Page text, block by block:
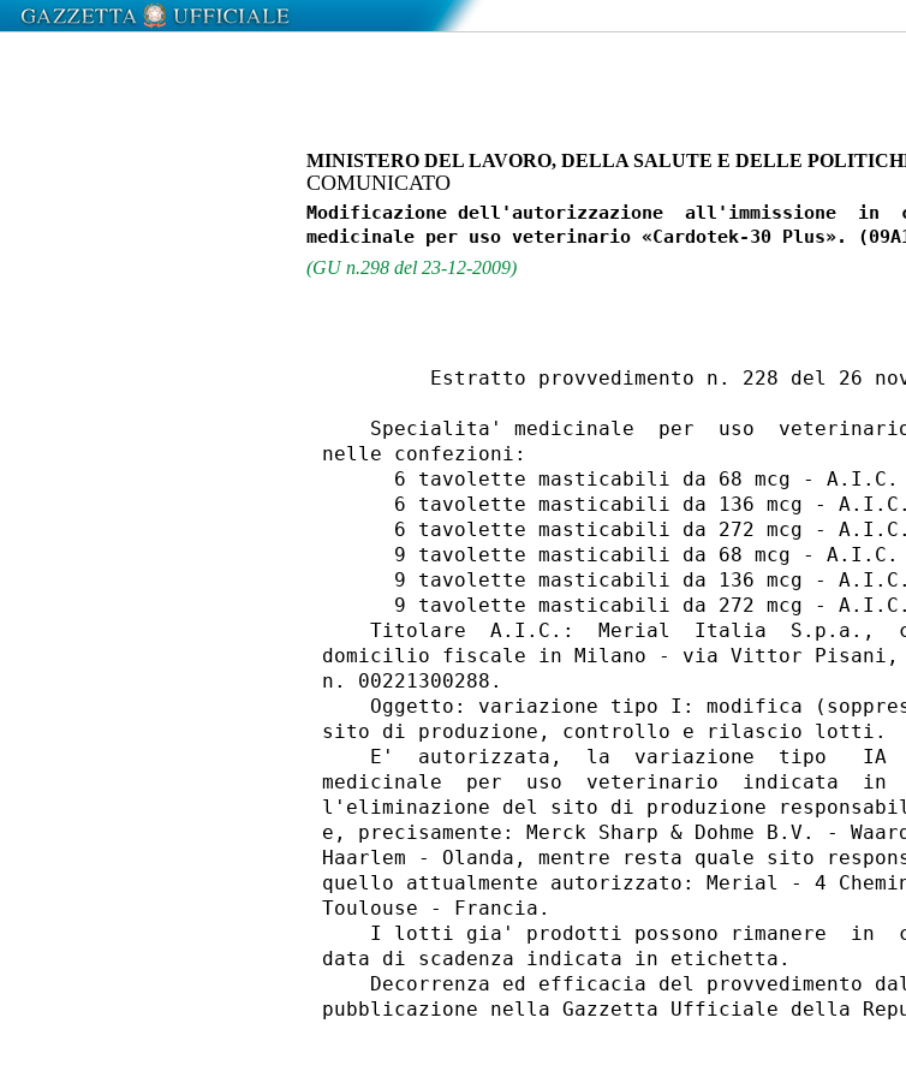
MINISTERO DEL LAVORO, DELLA SALUTE E DELLE
COMUNICATO
Modificazione dell'autorizzazione  all'immissione  in
(GU n.298 del 23-12-2009)
Estratto provvedimento n. 228 del 26
Specialita' medicinale  per  uso
nelle confezioni:
6 tavolette masticabili da 68 mcg -
6 tavolette masticabili da 136 mcg -
6 tavolette masticabili da 272 mcg -
9 tavolette masticabili da 68 mcg -
9 tavolette masticabili da 136 mcg -
9 tavolette masticabili da 272 mcg -
Titolare  A.I.C.:  Merial  Italia  S.p.a.,
domicilio fiscale in Milano - via Vittor Pisani,
n. 00221300288.
Oggetto: variazione tipo I: modifica
sito di produzione, controllo e rilascio lotti.
E'  autorizzata,  la  variazione  tipo   IA
medicinale  per  uso  veterinario  indicata  in
l'eliminazione del sito di produzione
e, precisamente: Merck Sharp & Dohme B.V. -
Haarlem - Olanda, mentre resta quale sito
quello attualmente autorizzato: Merial - 4
Toulouse - Francia.
I lotti gia' prodotti possono rimanere  in
data di scadenza indicata in etichetta.
Decorrenza ed efficacia del provvedimento
pubblicazione nella Gazzetta Ufficiale della